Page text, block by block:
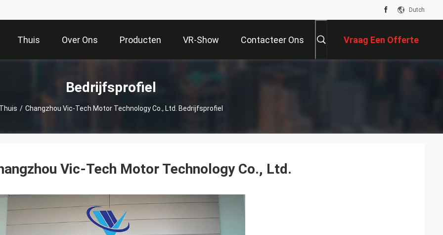
Dutch
Thuis Over Ons Producten VR-Show Contacteer Ons Vraag Een Offerte
Bedrijfsprofiel
Thuis / Changzhou Vic-Tech Motor Technology Co., Ltd. Bedrijfsprofiel
Vic-Tech Motor Technology Co., Ltd.